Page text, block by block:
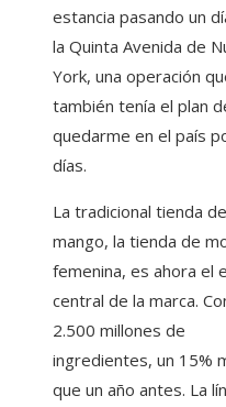
estancia pasando un
la Quinta Avenida de
York, una operación
también tenía el plan
quedarme en el país
días.
La tradicional tienda de
mango, la tienda de
femenina, es ahora el
central de la marca.
2.500 millones de
ingredientes, un 15%
que un año antes. La